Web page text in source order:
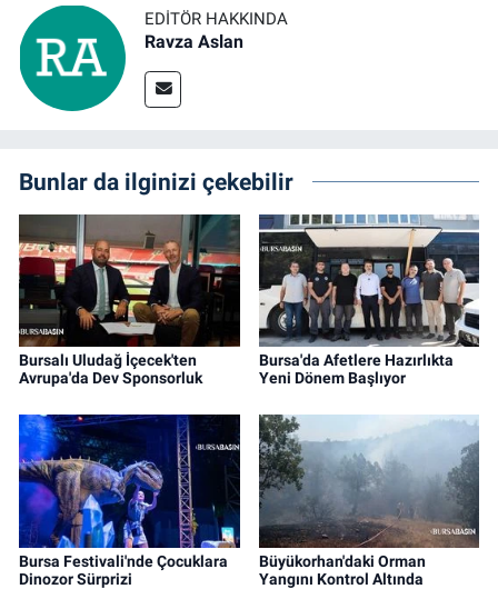
EDITÖR HAKKINDA
Ravza Aslan
Bunlar da ilginizi çekebilir
Bursalı Uludağ İçecek'ten
Avrupa'da Dev Sponsorluk
Bursa'da Afetlere Hazırlıkta
Yeni Dönem Başlıyor
Bursa Festivali'nde Çocuklara
Dinozor Sürprizi
Büyükorhan'daki Orman
Yangını Kontrol Altında